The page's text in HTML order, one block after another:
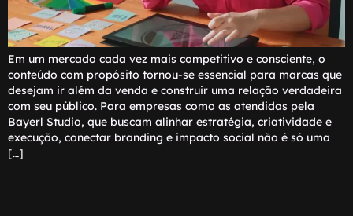
Em um mercado cada vez mais competitivo e consciente, o
conteúdo com propósito tornou-se essencial para marcas que
desejam ir além da venda e construir uma relação verdadeira
com seu público. Para empresas como as atendidas pela
Bayerl Studio, que buscam alinhar estratégia, criatividade e
execução, conectar branding e impacto social não é só uma
[…]